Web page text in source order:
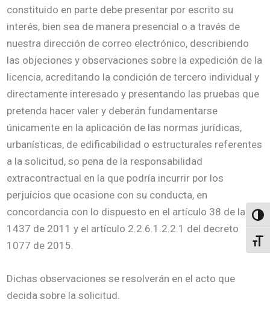
constituido en parte debe presentar por escrito su
interés, bien sea de manera presencial o a través de
nuestra dirección de correo electrónico, describiendo
las objeciones y observaciones sobre la expedición de la
licencia, acreditando la condición de tercero individual y
directamente interesado y presentando las pruebas que
pretenda hacer valer y deberán fundamentarse
únicamente en la aplicación de las normas jurídicas,
urbanísticas, de edificabilidad o estructurales referentes
a la solicitud, so pena de la responsabilidad
extracontractual en la que podría incurrir por los
perjuicios que ocasione con su conducta, en
concordancia con lo dispuesto en el artículo 38 de la ley
1437 de 2011 y el artículo 2.2.6.1.2.2.1 del decreto
1077 de 2015.
Dichas observaciones se resolverán en el acto que
decida sobre la solicitud.